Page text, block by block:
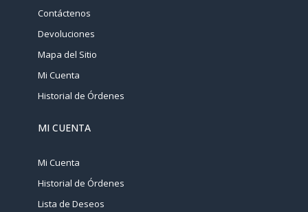
Contáctenos
Devoluciones
Mapa del Sitio
Mi Cuenta
Historial de Órdenes
MI CUENTA
Mi Cuenta
Historial de Órdenes
Lista de Deseos